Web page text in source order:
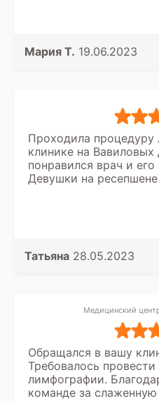
Результаты
вернусь сюда снова.
Мария Т. 19.06.2023
Проходила процедуру
клинике на Вавиловых
понравился врач и
Девушки на
обязательно
Татьяна 28.05.2023
Медицинский
Обращался в вашу
Требовалось
лимфографии.
команде за слаженную